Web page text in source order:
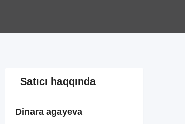
Satıcı haqqında
Dinara agayeva